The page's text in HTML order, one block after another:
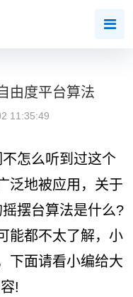
由度平台算法
11:35:49
怎么听到过这个
泛地被应用，关于
摆台算法是什么?
能都不太了解，小
下面请看小编给大
!